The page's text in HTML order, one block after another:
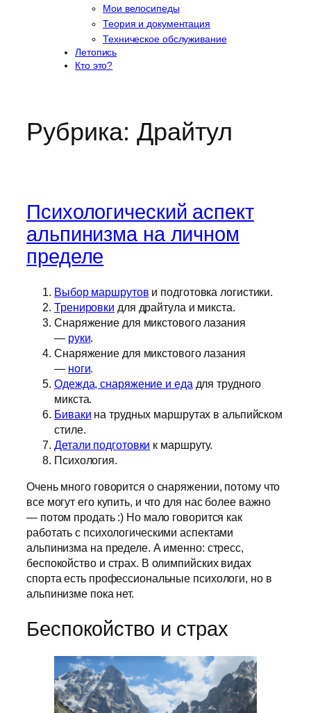
Мои велосипеды
Теория и документация
Техническое обслуживание
Летопись
Кто это?
Рубрика:Драйтул
Психологический аспект
альпинизма на личном
пределе
Выбор маршрутов и подготовка логистики.
Тренировки для драйтула и микста.
Снаряжение для микстового лазания
— руки
Снаряжение для микстового лазания
— ноги
Одежда, снаряжение и еда для трудного
микста.
Биваки на трудных маршрутах в альпийском
стиле.
Детали подготовки к маршруту.
Психология.
Очень много говорится о снаряжении, потому что
все могут его купить, и что для нас более важно
— потом продать :) Но мало говорится как
работать с психологическими аспектами
альпинизма на пределе. А именно: стресс,
беспокойство и страх. В олимпийских видах
спорта есть профессиональные психологи, но в
альпинизме пока нет.
Беспокойство и страх